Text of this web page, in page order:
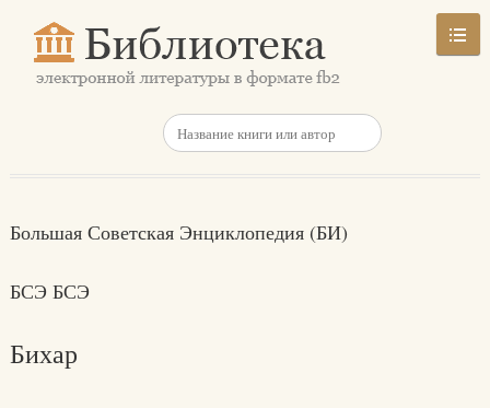
Большая Советская Энциклопедия (БИ)
БСЭ БСЭ
Бихар